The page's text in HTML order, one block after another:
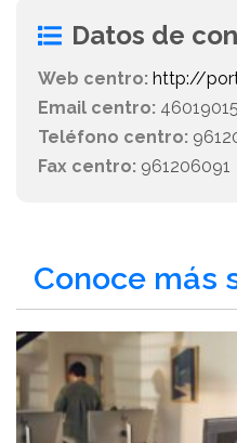
Datos de
Web centro: http://
Email centro:
Teléfono centro:
Fax centro: 961206091
Conoce más